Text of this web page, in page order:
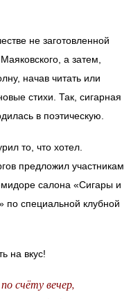
не заготовленной
а затем,
начав читать или
стихи. Так, сигарная
в поэтическую.
то, что хотел.
предложил участникам
салона «Сигары и
по специальной клубной
на вкус!
счёту вечер,